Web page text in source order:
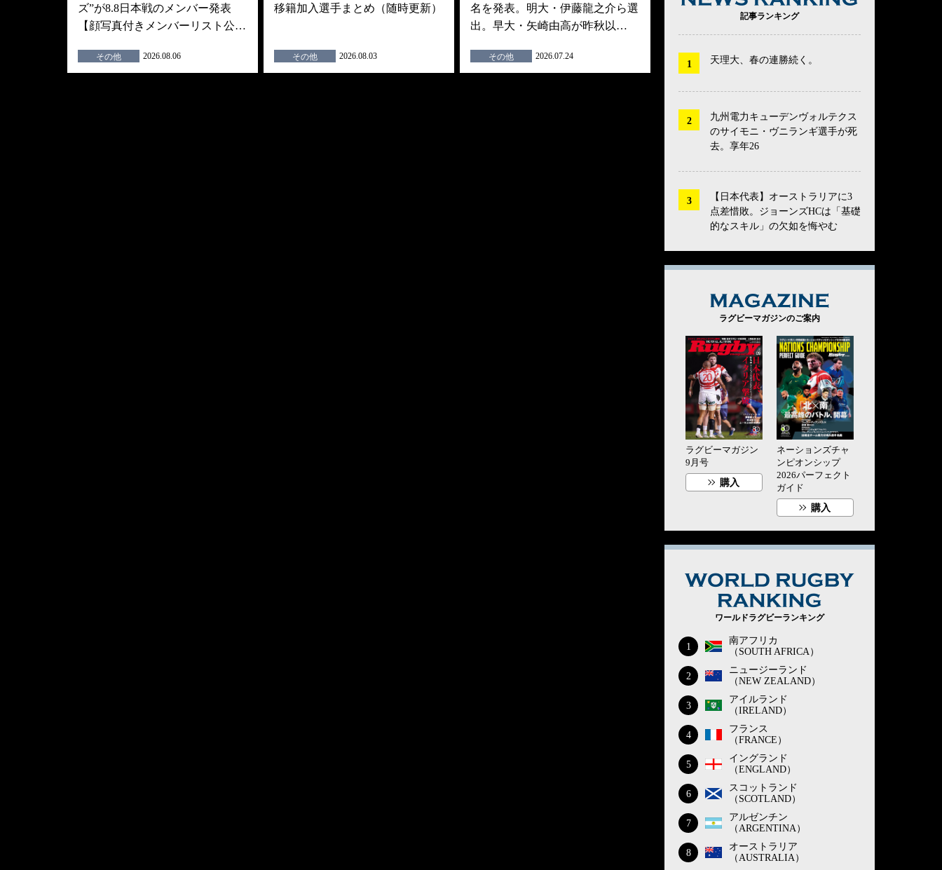
ズ”が8.8日本戦のメンバー発表
【顔写真付きメンバーリスト公…
その他 2026.08.06
移籍加入選手まとめ（随時更新）
その他 2026.08.03
名を発表。明大・伊藤龍之介ら選
出。早大・矢崎由高が昨秋以…
その他 2026.07.24
記事ランキング
天理大、春の連勝続く。
九州電力キューデンヴォルテクス
のサイモニ・ヴニランギ選手が死
去。享年26
【日本代表】オーストラリアに3
点差惜敗。ジョーンズHCは「基礎
的なスキル」の欠如を悔やむ
ラグビーマガジンのご案内
ラグビーマガジン
9月号
購入
ネーションズチャ
ンピオンシップ
2026パーフェクト
ガイド
購入
ワールドラグビーランキング
1
南アフリカ
（SOUTH AFRICA）
2
ニュージーランド
（NEW ZEALAND）
3
アイルランド
（IRELAND）
4
フランス
（FRANCE）
5
イングランド
（ENGLAND）
6
スコットランド
（SCOTLAND）
7
アルゼンチン
（ARGENTINA）
8
オーストラリア
（AUSTRALIA）